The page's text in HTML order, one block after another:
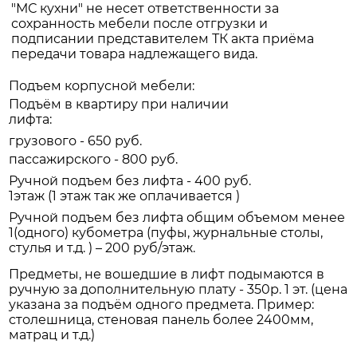
"МС кухни" не несет ответственности за
сохранность мебели после отгрузки и
подписании представителем ТК акта приёма
передачи товара надлежащего вида.
Подъем корпусной мебели:
Подъём в квартиру при наличии
лифта:
грузового - 650 руб.
пассажирского - 800 руб.
Ручной подъем без лифта - 400 руб.
1этаж (1 этаж так же оплачивается )
Ручной подъем без лифта общим объемом менее
1(одного) кубометра (пуфы, журнальные столы,
стулья и т.д. ) – 200 руб/этаж.
Предметы, не вошедшие в лифт подымаются в
ручную за дополнительную плату - 350р. 1 эт. (цена
указана за подъём одного предмета. Пример:
столешница, стеновая панель более 2400мм,
матрац и т.д.)